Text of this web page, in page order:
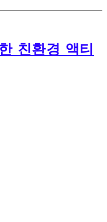
친환경 액티